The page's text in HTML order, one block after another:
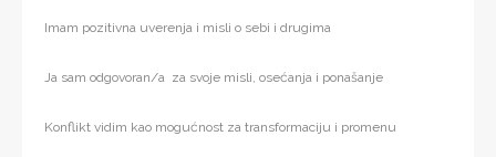
Imam pozitivna uverenja i misli o sebi i drugima
Ja sam odgovoran/a za svoje misli, osećanja i ponašanje
Konflikt vidim kao mogućnost za transformaciju i promenu